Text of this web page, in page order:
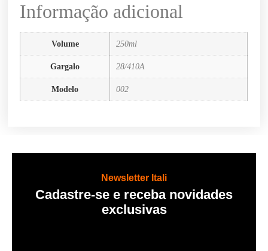
Informação adicional
Volume 250ml
Gargalo 28/410A
Modelo 002
Newsletter Itali
Cadastre-se e receba novidades
exclusivas